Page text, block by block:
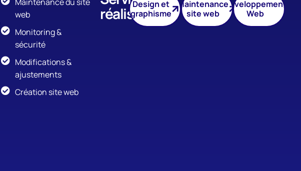
web
Monitoring &
sécurité
Modifications &
ajustements
Création site web
réalisésDesign et
graphisme
Maintenance
site web
Développement
Web